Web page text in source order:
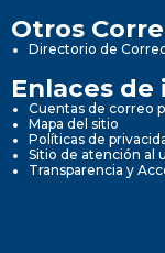
Otros
Directorio de
Enlaces de
Cuentas de correo
Mapa del sitio
Políticas de
Sitio de atención al
Transparencia y